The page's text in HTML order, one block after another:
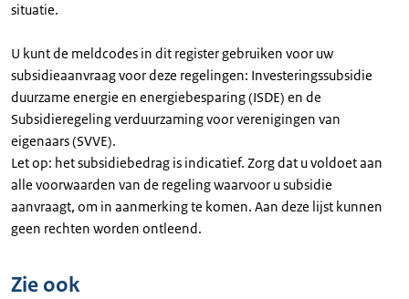
situatie.
U kunt de meldcodes in dit register gebruiken voor uw
subsidieaanvraag voor deze regelingen: Investeringssubsidie
duurzame energie en energiebesparing (ISDE) en de
Subsidieregeling verduurzaming voor verenigingen van
eigenaars (SVVE).
Let op: het subsidiebedrag is indicatief. Zorg dat u voldoet aan
alle voorwaarden van de regeling waarvoor u subsidie
aanvraagt, om in aanmerking te komen. Aan deze lijst kunnen
geen rechten worden ontleend.
Zie ook